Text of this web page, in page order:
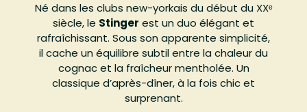
Né dans les clubs new-yorkais du début du XXᵉ
siècle, le Stinger est un duo élégant et
rafraîchissant. Sous son apparente simplicité,
il cache un équilibre subtil entre la chaleur du
cognac et la fraîcheur mentholée. Un
classique d’après-dîner, à la fois chic et
surprenant.